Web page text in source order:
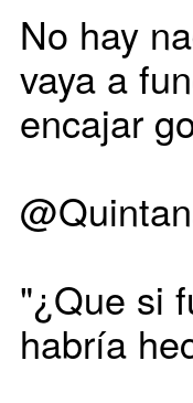
No hay
vaya a
encajar
"¿Que si
habría